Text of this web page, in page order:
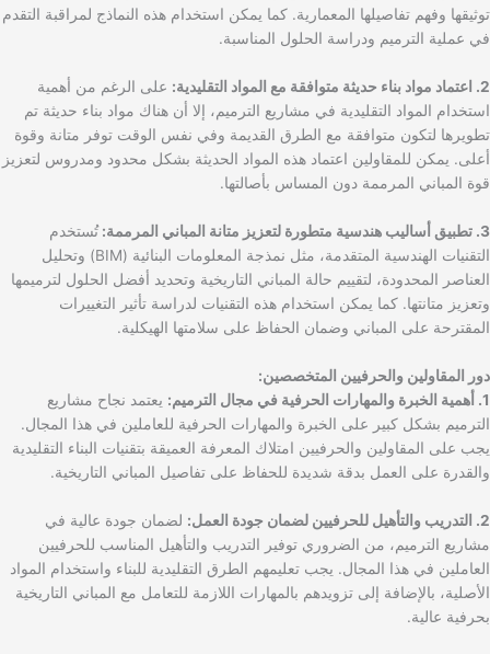
توثيقها وفهم تفاصيلها المعمارية. كما يمكن استخدام هذه النماذج لمراقبة التقدم
في عملية الترميم ودراسة الحلول المناسبة.
2. اعتماد مواد بناء حديثة متوافقة مع المواد التقليدية:
على الرغم من أهمية
استخدام المواد التقليدية في مشاريع الترميم، إلا أن هناك مواد بناء حديثة تم
تطويرها لتكون متوافقة مع الطرق القديمة وفي نفس الوقت توفر متانة وقوة
أعلى. يمكن للمقاولين اعتماد هذه المواد الحديثة بشكل محدود ومدروس لتعزيز
قوة المباني المرممة دون المساس بأصالتها.
3. تطبيق أساليب هندسية متطورة لتعزيز متانة المباني المرممة:
تُستخدم
التقنيات الهندسية المتقدمة، مثل نمذجة المعلومات البنائية (BIM) وتحليل
العناصر المحدودة، لتقييم حالة المباني التاريخية وتحديد أفضل الحلول لترميمها
وتعزيز متانتها. كما يمكن استخدام هذه التقنيات لدراسة تأثير التغييرات
المقترحة على المباني وضمان الحفاظ على سلامتها الهيكلية.
دور المقاولين والحرفيين المتخصصين:
1. أهمية الخبرة والمهارات الحرفية في مجال الترميم:
يعتمد نجاح مشاريع
الترميم بشكل كبير على الخبرة والمهارات الحرفية للعاملين في هذا المجال.
يجب على المقاولين والحرفيين امتلاك المعرفة العميقة بتقنيات البناء التقليدية
والقدرة على العمل بدقة شديدة للحفاظ على تفاصيل المباني التاريخية.
2. التدريب والتأهيل للحرفيين لضمان جودة العمل:
لضمان جودة عالية في
مشاريع الترميم، من الضروري توفير التدريب والتأهيل المناسب للحرفيين
العاملين في هذا المجال. يجب تعليمهم الطرق التقليدية للبناء واستخدام المواد
الأصلية، بالإضافة إلى تزويدهم بالمهارات اللازمة للتعامل مع المباني التاريخية
بحرفية عالية.